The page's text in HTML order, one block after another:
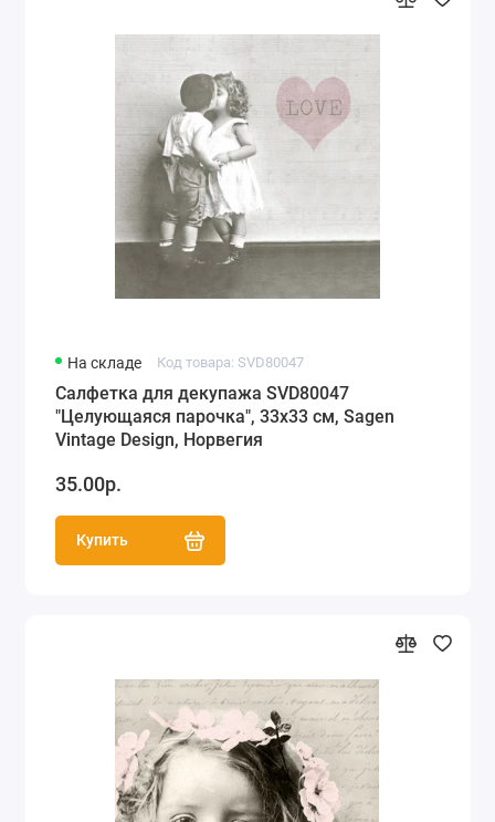
На складе Код товара: SVD80047
Салфетка для декупажа SVD80047
"Целующаяся парочка", 33х33 см, Sagen
Vintage Design, Норвегия
35.00р.
Купить